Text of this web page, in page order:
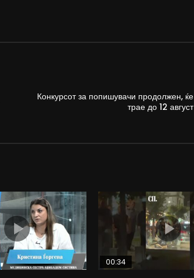
Конкурсот за попишувачи продолжен, ќе
трае до 12 август
00:34